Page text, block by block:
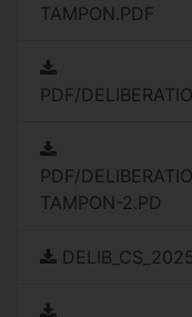
TAMPON.PDF
PDF/
PDF/
TAMPON-2.PD